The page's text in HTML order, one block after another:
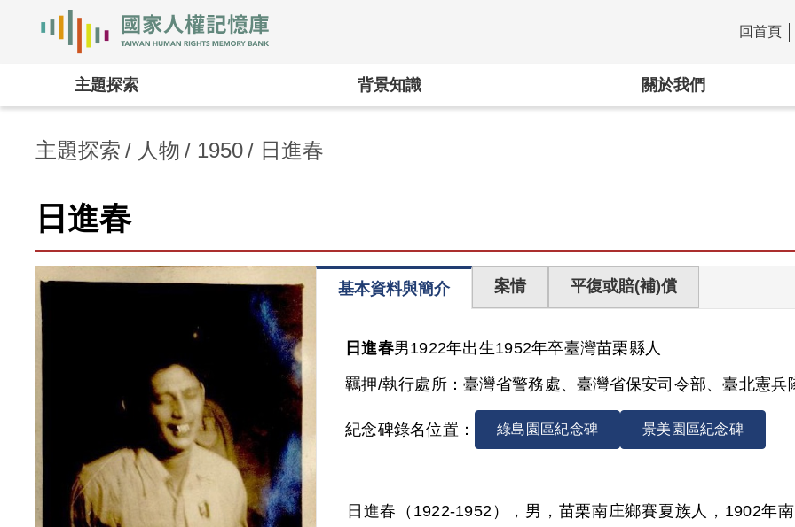
:::
回首頁
主題探索 背景知識 關於我們
主題探索 人物 1950 日進春
日進春
基本資料與簡介 案情 平復或賠(補)償
日進春男1922年出生1952年卒臺灣苗栗縣人
羈押/執行處所：臺灣省警務處、臺灣省保安司令部、臺北憲兵
紀念碑錄名位置： 綠島園區紀念碑 景美園區紀念碑
日進春（1922-1952），男，苗栗南庄鄉賽夏族人，1902年